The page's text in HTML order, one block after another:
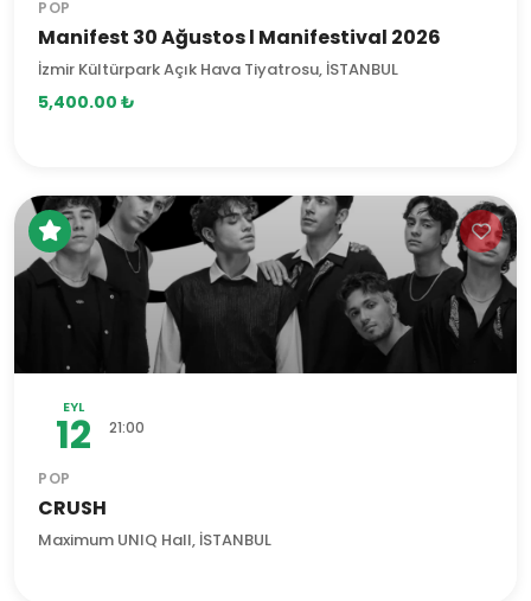
POP
Manifest 30 Ağustos l Manifestival 2026
İzmir Kültürpark Açık Hava Tiyatrosu, İSTANBUL
5,400.00 ₺
EYL
12 21:00
POP
CRUSH
Maximum UNIQ Hall, İSTANBUL